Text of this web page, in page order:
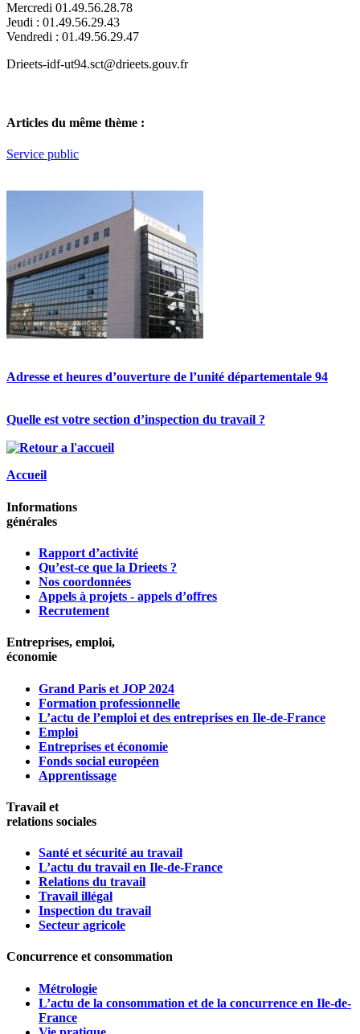
Mercredi 01.49.56.28.78
Jeudi : 01.49.56.29.43
Vendredi : 01.49.56.29.47
Drieets-idf-ut94.sct@drieets.gouv.fr
Articles du même thème :
Service public
Adresse et heures d’ouverture de l’unité départementale 94
Quelle est votre section d’inspection du travail ?
Accueil
Informations
générales
Rapport d’activité
Qu’est-ce que la Drieets ?
Nos coordonnées
Appels à projets - appels d’offres
Recrutement
Entreprises, emploi,
économie
Grand Paris et JOP 2024
Formation professionnelle
L’actu de l’emploi et des entreprises en Ile-de-France
Emploi
Entreprises et économie
Fonds social européen
Apprentissage
Travail et
relations sociales
Santé et sécurité au travail
L’actu du travail en Ile-de-France
Relations du travail
Travail illégal
Inspection du travail
Secteur agricole
Concurrence et consommation
Métrologie
L’actu de la consommation et de la concurrence en Ile-de-
France